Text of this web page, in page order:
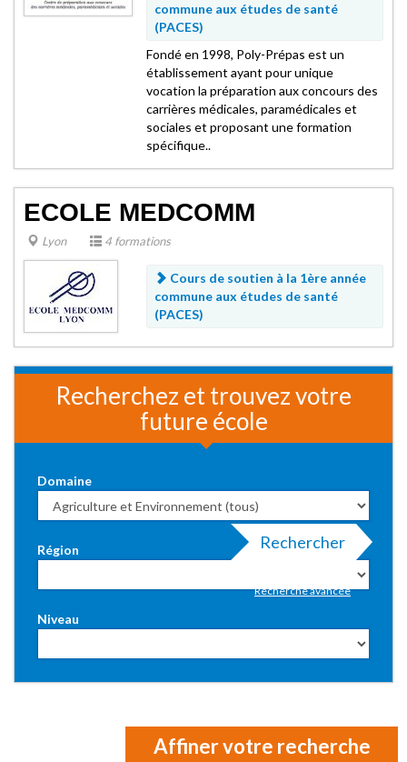
commune aux études de santé
(PACES)
Fondé en 1998, Poly-Prépas est un
établissement ayant pour unique
vocation la préparation aux concours des
carrières médicales, paramédicales et
sociales et proposant une formation
spécifique..
ECOLE MEDCOMM
Lyon 4 formations
Cours de soutien à la 1ère année
commune aux études de santé
(PACES)
Recherchez et trouvez votre
future école
Domaine
Région
Niveau
Rechercher
Recherche avancée
Affiner votre recherche